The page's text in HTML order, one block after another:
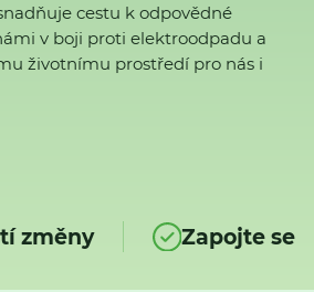
cestu k odpovědné
v boji proti elektroodpadu a
životnímu prostředí pro nás i
změny Zapojte se